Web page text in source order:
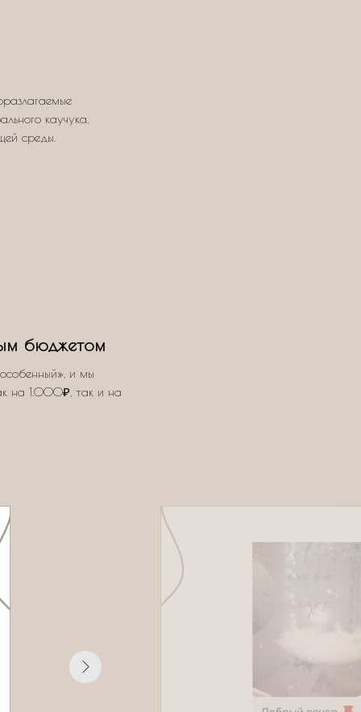
каучука,
среды.
бюджетом
и мы
на 1.000₽, так и на